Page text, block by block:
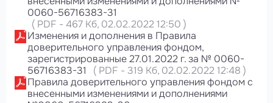
0060-56716383-31
( PDF - 467 Кб, 02.02.2022 12:50 )
Изменения и дополнения в Правила
доверительного управления фондом,
зарегистрированные 27.01.2022 г. за № 0060-
56716383-31
( PDF - 319 Кб, 02.02.2022 12:48 )
Правила доверительного управления фондом с
внесенными изменениями и дополнениями